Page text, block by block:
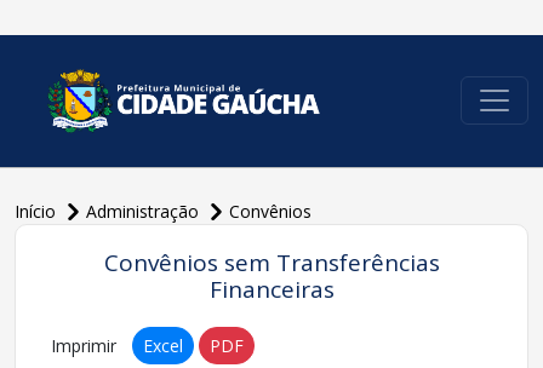
Início Administração Convênios
Convênios sem Transferências
Financeiras
Imprimir Excel PDF